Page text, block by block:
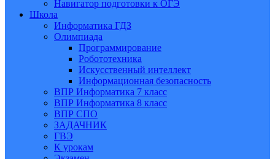
Навигатор подготовки к ОГЭ
Школа
Информатика ГДЗ
Олимпиада
Программирование
Робототехника
Искусственный интеллект
Информационная безопасность
ВПР Информатика 7 класс
ВПР Информатика 8 класс
ВПР СПО
ЗАДАЧНИК
ГВЭ
К урокам